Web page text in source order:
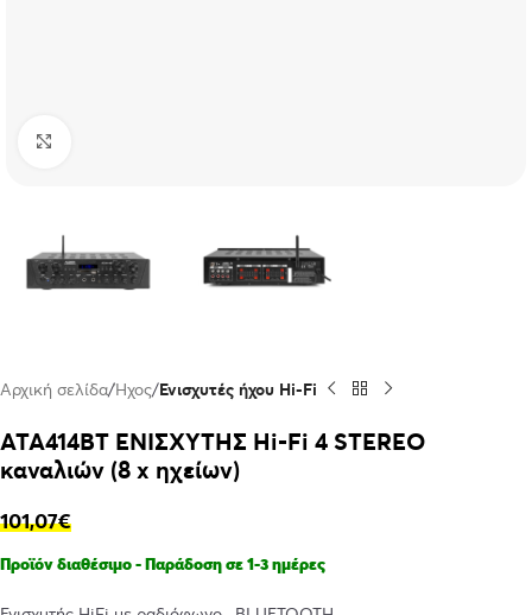
Αρχική σελίδα Ήχος Ενισχυτές ήχου Hi-Fi
ATA414BT ΕΝΙΣΧΥΤΗΣ Hi-Fi 4 STEREO
καναλιών (8 x ηχείων)
101,07€
Προϊόν διαθέσιμο - Παράδοση σε 1-3 ημέρες